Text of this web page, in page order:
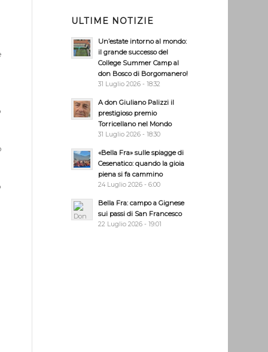
ULTIME NOTIZIE
Un’estate intorno al mondo:
il grande successo del
College Summer Camp al
don Bosco di Borgomanero!
31 Luglio 2026 - 18:32
A don Giuliano Palizzi il
prestigioso premio
Torricellano nel Mondo
31 Luglio 2026 - 18:30
«Bella Fra» sulle spiagge di
Cesenatico: quando la gioia
piena si fa cammino
24 Luglio 2026 - 6:00
Bella Fra: campo a Gignese
sui passi di San Francesco
22 Luglio 2026 - 19:01